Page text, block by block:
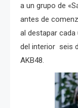
a un grupo de
antes de
al destapar
del interior seis
AKB48.